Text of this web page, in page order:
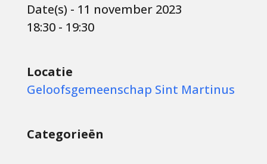
Date(s) - 11 november 2023
18:30 - 19:30
Locatie
Geloofsgemeenschap Sint Martinus
Categorieën